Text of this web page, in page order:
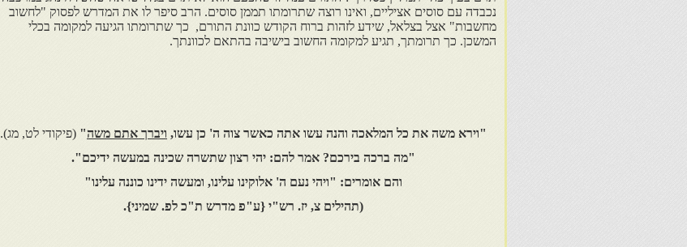
נכבדה עם סוסים אציליים, ואינו רוצה שתרומתו תממן סוסים. הרב סיפר לו את המדרש לפסוק "לחשוב
מחשבות" אצל בצלאל, שידע לזהות ברוח הקודש כוונת התורם, כך שתרומתו הגיעה למקומה בכלי
המשכן. כך תרומתך, תגיע למקומה החשוב בישיבה בהתאם לכוונתך.
"וירא משה את כל המלאכה והנה עשו אתה כאשר צוה ה' כן עשו, ויברך אתם משה" (פיקודי לט, מג).
"מה ברכה בירכם? אמר להם: יהי רצון שתשרה שכינה במעשה ידיכם".
והם אומרים: "ויהי נעם ה' אלוקינו עלינו, ומעשה ידינו כוננה עלינו"
(תהילים צ, יז. רש"י {ע"פ מדרש ת"כ לפ. שמיני}.